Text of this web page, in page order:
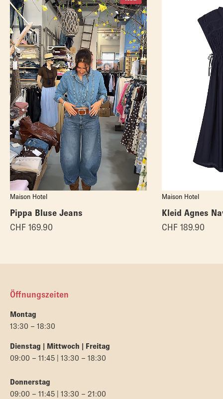
Maison Hotel
Pippa Bluse Jeans
CHF 169.90
Maison Hotel
Kleid Agnes
CHF 189.90
Öffnungszeiten
Montag
13:30 – 18:30
Dienstag | Mittwoch | Freitag
09:00 – 11:45 | 13:30 – 18:30
Donnerstag
09:00 – 11:45 | 13:30 – 21:00